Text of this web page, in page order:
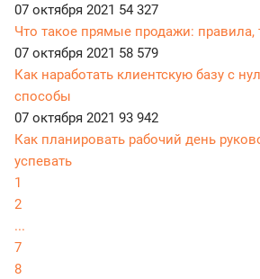
07 октября 2021 54 327
Что такое прямые продажи: правила,
07 октября 2021 58 579
Как наработать клиентскую базу с
способы
07 октября 2021 93 942
Как планировать рабочий день
успевать
1
2
...
7
8